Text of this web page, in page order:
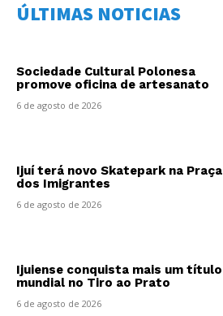
ÚLTIMAS NOTICIAS
Sociedade Cultural Polonesa
promove oficina de artesanato
6 de agosto de 2026
Ijuí terá novo Skatepark na Praça
dos Imigrantes
6 de agosto de 2026
Ijuiense conquista mais um título
mundial no Tiro ao Prato
6 de agosto de 2026